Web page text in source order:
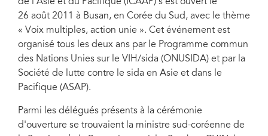
26 août 2011 à Busan, en Corée du Sud, avec le thème
« Voix multiples, action unie ». Cet événement est
organisé tous les deux ans par le Programme commun
des Nations Unies sur le VIH/sida (ONUSIDA) et par la
Société de lutte contre le sida en Asie et dans le
Pacifique (ASAP).
Parmi les délégués présents à la cérémonie
d'ouverture se trouvaient la ministre sud-coréenne de